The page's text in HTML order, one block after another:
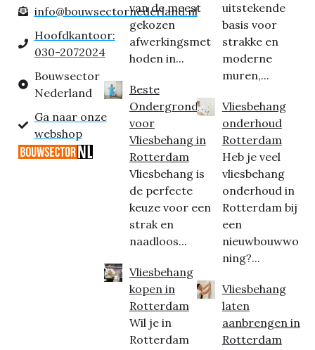
info@bouwsectornederland.nl
Hoofdkantoor:
030-2072024
Bouwsector
Nederland
Ga naar onze
webshop
van de meest
gekozen
afwerkingsmet
hoden in...
Beste
Ondergrond
voor
Vliesbehang in
Rotterdam
Vliesbehang is
de perfecte
keuze voor een
strak en
naadloos...
Vliesbehang
kopen in
Rotterdam
Wil je in
Rotterdam
uitstekende
basis voor
strakke en
moderne
muren,...
Vliesbehang
onderhoud
Rotterdam
Heb je veel
vliesbehang
onderhoud in
Rotterdam bij
een
nieuwbouwwo
ning?...
Vliesbehang
laten
aanbrengen in
Rotterdam